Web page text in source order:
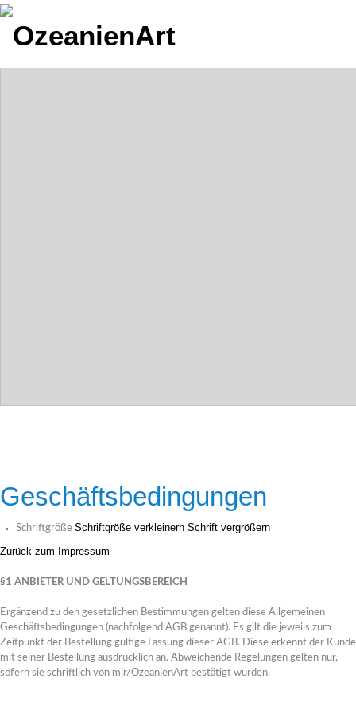
Australiens.Dem Stein wird eine besondere Kraft als Glücksbringer und
ZebraRock
Geschäftsbedingungen
Schriftgröße Schriftgröße verkleinern Schrift vergrößern
Zurück zum Impressum
§1 ANBIETER UND GELTUNGSBEREICH
Ergänzend zu den gesetzlichen Bestimmungen gelten diese Allgemeinen
Geschäftsbedingungen (nachfolgend AGB genannt). Es gilt die jeweils zum
Zeitpunkt der Bestellung gültige Fassung dieser AGB. Diese erkennt der Kunde
mit seiner Bestellung ausdrücklich an. Abweichende Regelungen gelten nur,
sofern sie schriftlich von mir/OzeanienArt bestätigt wurden.